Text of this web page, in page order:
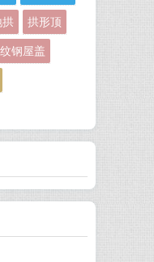
拱 拱形顶
钢屋盖